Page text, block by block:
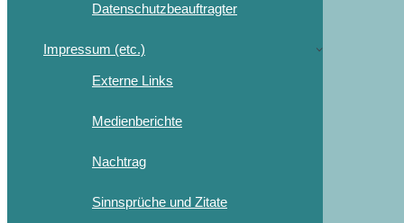
Datenschutzbeauftragter
Impressum (etc.)
Externe Links
Medienberichte
Nachtrag
Sinnsprüche und Zitate